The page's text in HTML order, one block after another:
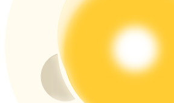
Wygraj nagrody i ekskluzywne bonusy